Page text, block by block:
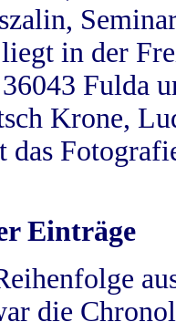
in der
Fulda
Krone,
Einträge
die